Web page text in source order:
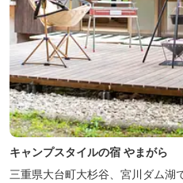
キャンプスタイルの宿 やまがら
三重県大台町大杉谷、宮川ダム湖